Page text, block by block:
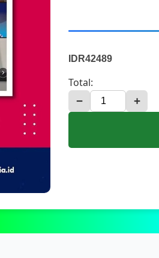
IDR42489
Total:
− +